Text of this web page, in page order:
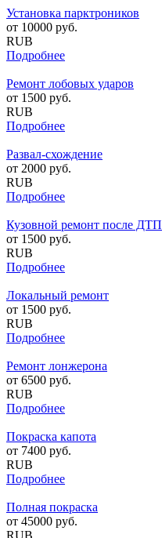
Установка парктроников
от 10000 руб.
RUB
Подробнее
Ремонт лобовых ударов
от 1500 руб.
RUB
Подробнее
Развал-схождение
от 2000 руб.
RUB
Подробнее
Кузовной ремонт после ДТП
от 1500 руб.
RUB
Подробнее
Локальный ремонт
от 1500 руб.
RUB
Подробнее
Ремонт лонжерона
от 6500 руб.
RUB
Подробнее
Покраска капота
от 7400 руб.
RUB
Подробнее
Полная покраска
от 45000 руб.